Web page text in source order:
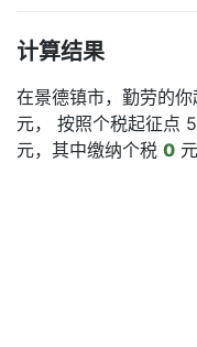
计算结果
在景德镇市，勤劳的
元， 按照个税起征点
元，其中缴纳个税 0